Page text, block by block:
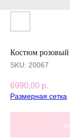
Костюм
SKU: 20067
6990,00 р.
Размерная сетка